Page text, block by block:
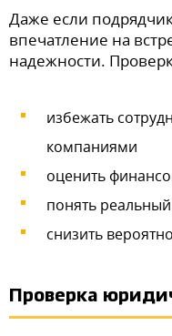
Даже если
впечатление на
надежности.
избежать
компаниями
оценить
понять
снизить
Проверка